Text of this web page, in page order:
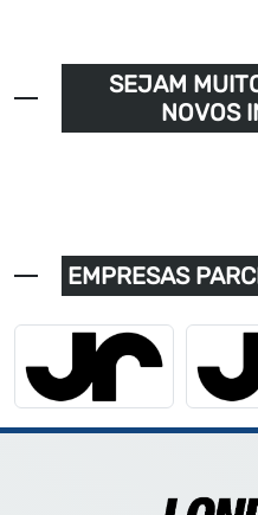
SEJAM
NOVOS
EMPRESAS